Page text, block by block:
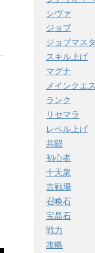
シヴァ
ジョブ
ジョブマス
スキル上げ
マグナ
メインクエ
ランク
リセマラ
レベル上げ
共闘
初心者
十天衆
古戦場
召喚石
宝晶石
戦力
攻略